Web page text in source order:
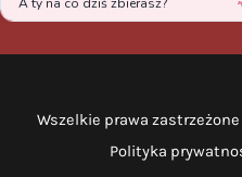
Wszelkie prawa
Polityka